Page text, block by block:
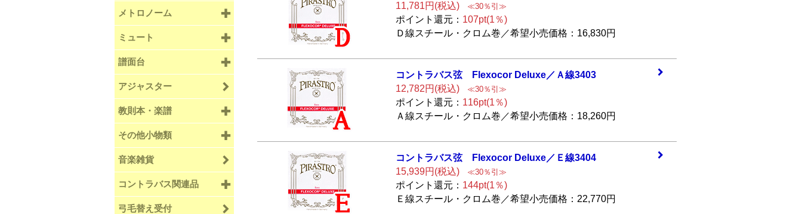
11,781円(税込)≪30％引≫
ポイント還元： 107pt(1％)
Ｄ線スチール・クロム巻／希望小売価格：16,830円
コントラバス弦 Flexocor Deluxe／ Ａ線3403
12,782円(税込)≪30％引≫
ポイント還元： 116pt(1％)
Ａ線スチール・クロム巻／希望小売価格：18,260円
コントラバス弦 Flexocor Deluxe／ Ｅ線3404
15,939円(税込)≪30％引≫
ポイント還元： 144pt(1％)
Ｅ線スチール・クロム巻／希望小売価格：22,770円
メトロノーム
ミュート
譜面台
アジャスター
教則本・楽譜
その他小物類
音楽雑貨
コントラバス関連品
弓毛替え受付